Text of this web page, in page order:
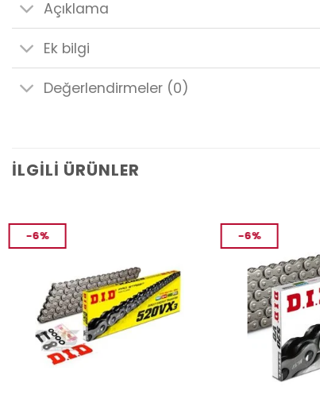
Açıklama
Ek bilgi
Değerlendirmeler (0)
İLGILI ÜRÜNLER
-6% -6%